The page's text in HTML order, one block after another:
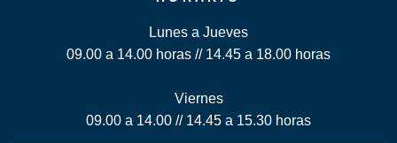
Lunes a Jueves
09.00 a 14.00 horas // 14.45 a 18.00 horas
Viernes
09.00 a 14.00 // 14.45 a 15.30 horas